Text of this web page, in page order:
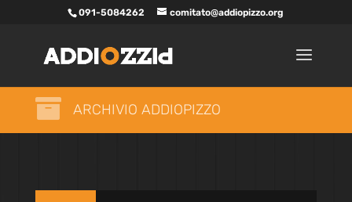
091-5084262 comitato@addiopizzo.org
 ARCHIVIO ADDIOPIZZO